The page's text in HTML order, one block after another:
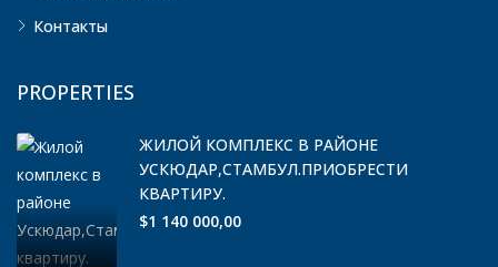
Контакты
PROPERTIES
ЖИЛОЙ КОМПЛЕКС В РАЙОНЕ
УСКЮДАР,СТАМБУЛ.ПРИОБРЕСТИ
КВАРТИРУ.
$1 140 000,00